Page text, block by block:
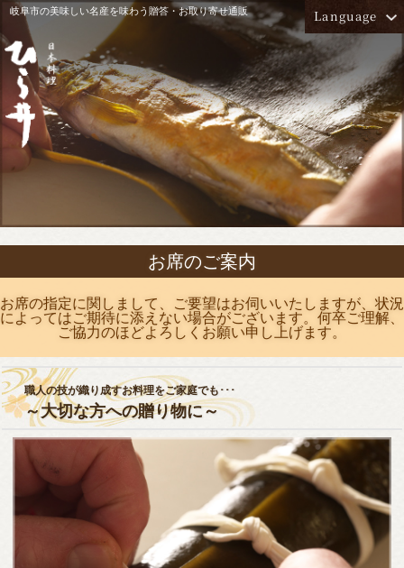
岐阜市の美味しい名産を味わう贈答・お取り寄せ通販
ホーム
ご挨拶
昼席
お祝い・慶事
お顔合わせ
法事・法要
お部屋のご紹介
観光の方へ
観光業者さまへ
お取り寄せ
仕出し弁当
Language
お席のご案内
お席の指定に関しまして、ご要望はお伺いいたしますが、状況
によってはご期待に添えない場合がございます。何卒ご理解、
ご協力のほどよろしくお願い申し上げます。
職人の技が織り成すお料理をご家庭でも･･･
～大切な方への贈り物に～